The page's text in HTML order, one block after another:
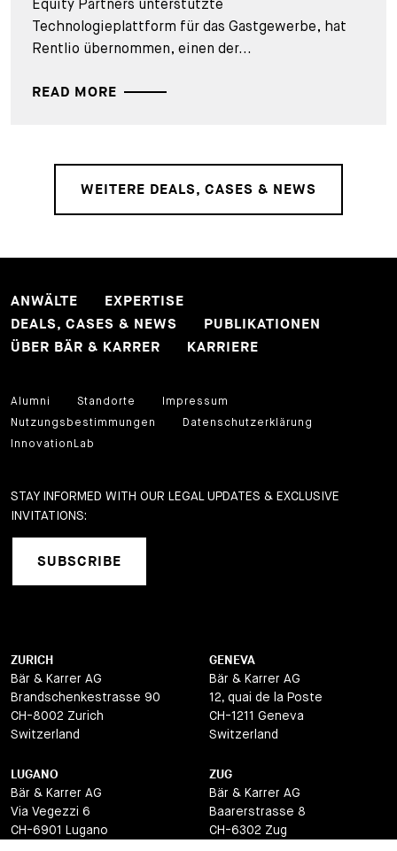
Equity Partners unterstützte
Technologieplattform für das Gastgewerbe, hat
Rentlio übernommen, einen der...
READ MORE
WEITERE DEALS, CASES & NEWS
ANWÄLTE
EXPERTISE
DEALS, CASES & NEWS
PUBLIKATIONEN
ÜBER BÄR & KARRER
KARRIERE
Alumni Standorte
Impressum
Nutzungsbestimmungen
Datenschutzerklärung
InnovationLab
STAY INFORMED WITH OUR LEGAL UPDATES & EXCLUSIVE
INVITATIONS:
SUBSCRIBE
ZURICH
Bär & Karrer AG
Brandschenkestrasse 90
CH-8002 Zurich
Switzerland
GENEVA
Bär & Karrer AG
12, quai de la Poste
CH-1211 Geneva
Switzerland
LUGANO
Bär & Karrer AG
Via Vegezzi 6
CH-6901 Lugano
ZUG
Bär & Karrer AG
Baarerstrasse 8
CH-6302 Zug